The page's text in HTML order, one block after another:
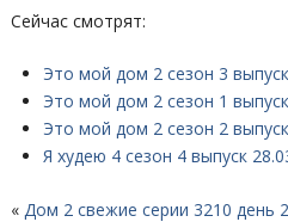
Сейчас смотрят:
Это мой дом 2 сезон 3
Это мой дом 2 сезон 1
Это мой дом 2 сезон 2
Я худею 4 сезон 4 выпуск
« Дом 2 свежие серии 3210 день